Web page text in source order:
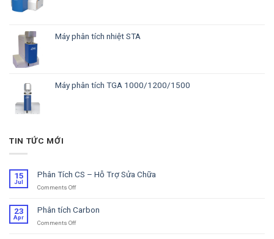
Máy phân tích nhiệt STA
Máy phân tích TGA 1000/1200/1500
TIN TỨC MỚI
15
Jul
Phân Tích CS – Hỗ Trợ Sửa Chữa
Comments Offon
Tích
CS
23
Apr
Phân tích Carbon
Comments Offon